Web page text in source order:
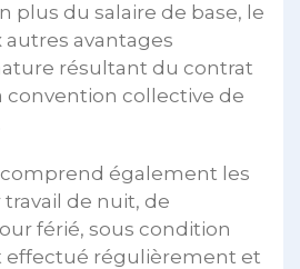
plus du salaire de base, le
autres avantages
résultant du contrat
convention collective de
comprend également les
de nuit, de
férié, sous condition
effectué régulièrement et